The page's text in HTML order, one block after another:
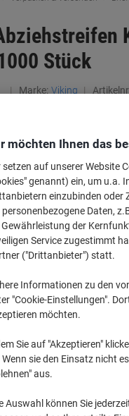
Stück
Marke: Viking
möchten Ihnen das
setzen auf unserer Website
genannt) ein, um u.a.
einzubinden oder
Daten,
Gewährleistung der
Service zugestimmt
("Drittanbieter") statt.
Informationen zu den
"Cookie-Einstellungen".
möchten.
Sie auf "Akzeptieren"
Wenn sie den Einsatz nicht
aus.
Auswahl können Sie